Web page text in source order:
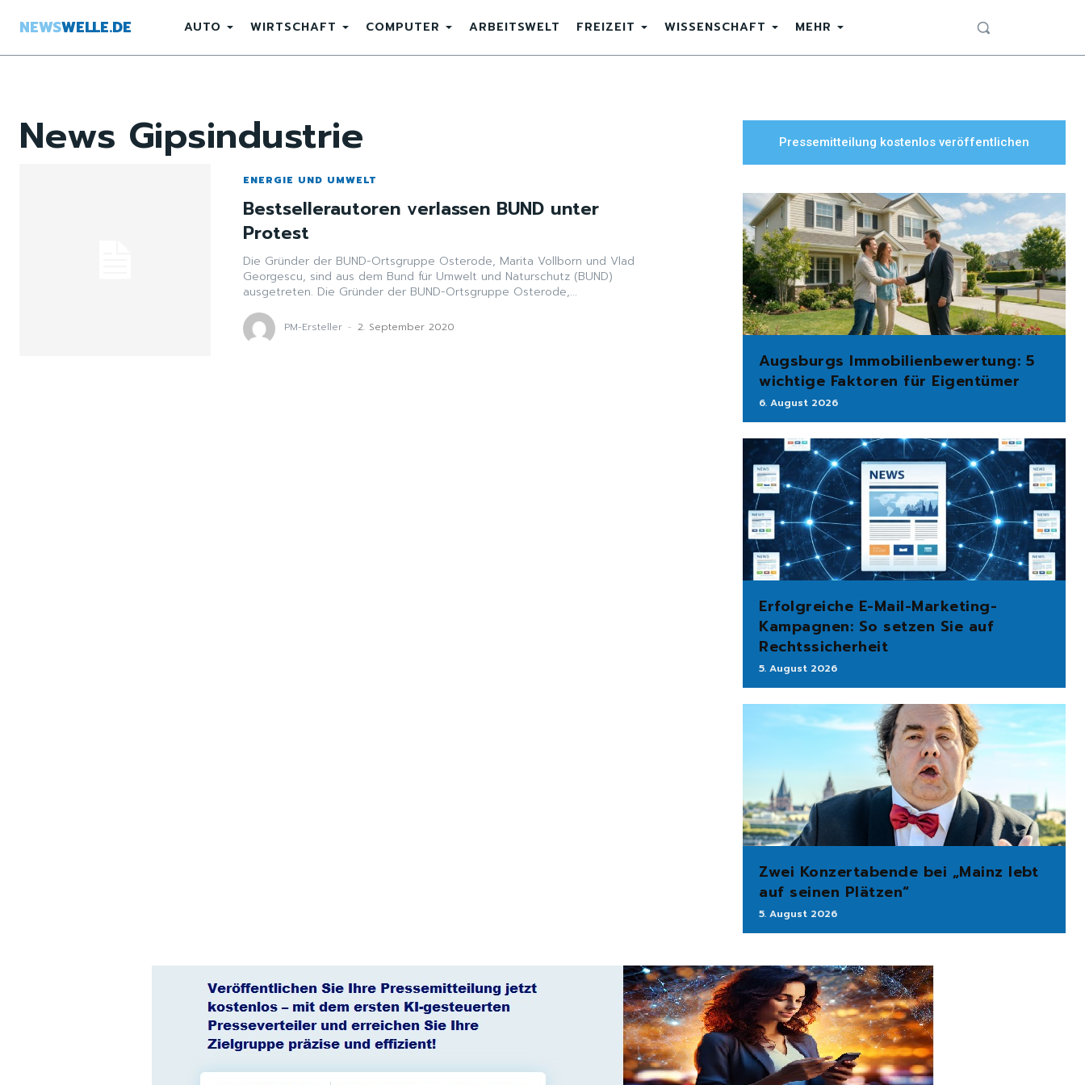
NEWSWELLE.DE AUTO WIRTSCHAFT COMPUTER ARBEITSWELT FREIZEIT WISSENSCHAFT MEHR
News Gipsindustrie
ENERGIE UND UMWELT
Bestsellerautoren verlassen BUND unter
Protest
Die Gründer der BUND-Ortsgruppe Osterode, Marita Vollborn und Vlad
Georgescu, sind aus dem Bund für Umwelt und Naturschutz (BUND)
ausgetreten. Die Gründer der BUND-Ortsgruppe Osterode,...
PM-Ersteller - 2. September 2020
Pressemitteilung kostenlos veröffentlichen
Augsburgs Immobilienbewertung: 5
wichtige Faktoren für Eigentümer
6. August 2026
Erfolgreiche E-Mail-Marketing-
Kampagnen: So setzen Sie auf
Rechtssicherheit
5. August 2026
Zwei Konzertabende bei „Mainz lebt
auf seinen Plätzen“
5. August 2026